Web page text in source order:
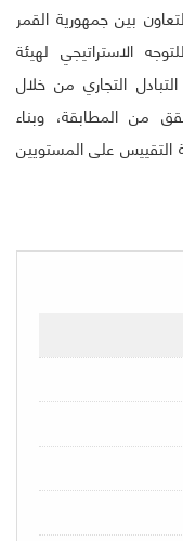
بين جمهورية القمر
الاستراتيجي لهيئة
التجاري من خلال
من المطابقة، وبناء
على المستويين